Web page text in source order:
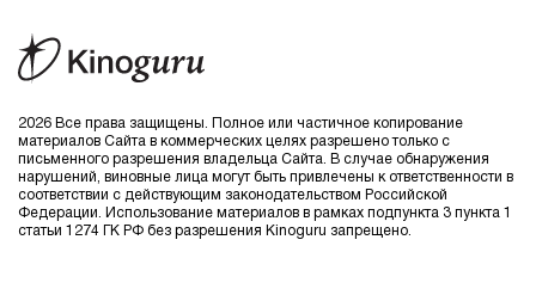
2026 Все права защищены. Полное или частичное копирование
материалов Сайта в коммерческих целях разрешено только с
письменного разрешения владельца Сайта. В случае обнаружения
нарушений, виновные лица могут быть привлечены к ответственности в
соответствии с действующим законодательством Российской
Федерации. Использование материалов в рамках подпункта 3 пункта 1
статьи 1274 ГК РФ без разрешения Kinoguru запрещено.